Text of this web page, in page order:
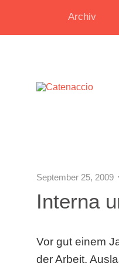
Archiv
September 25, 2009
Interna
Vor gut einem
der Arbeit.